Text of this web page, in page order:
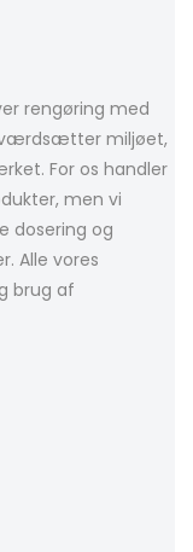
rengøring med
værdsætter miljøet,
For os handler
men vi
dosering og
Alle vores
brug af